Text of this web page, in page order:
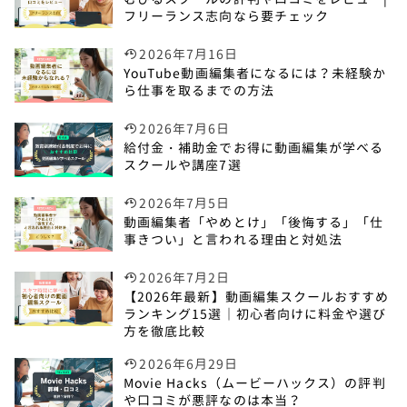
フリーランス志向なら要チェック
2026年7月16日
YouTube動画編集者になるには？未経験か
ら仕事を取るまでの方法
2026年7月6日
給付金・補助金でお得に動画編集が学べる
スクールや講座7選
2026年7月5日
動画編集者「やめとけ」「後悔する」「仕
事きつい」と言われる理由と対処法
2026年7月2日
【2026年最新】動画編集スクールおすすめ
ランキング15選｜初心者向けに料金や選び
方を徹底比較
2026年6月29日
Movie Hacks（ムービーハックス）の評判
や口コミが悪評なのは本当？